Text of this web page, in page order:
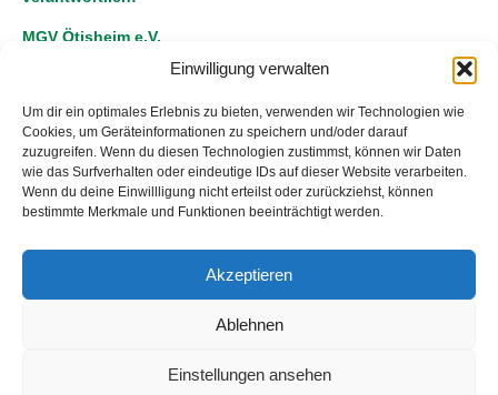
Einwilligung verwalten
Um dir ein optimales Erlebnis zu bieten, verwenden wir Technologien wie
Cookies, um Geräteinformationen zu speichern und/oder darauf
zuzugreifen. Wenn du diesen Technologien zustimmst, können wir Daten
wie das Surfverhalten oder eindeutige IDs auf dieser Website verarbeiten.
Wenn du deine Einwillligung nicht erteilst oder zurückziehst, können
bestimmte Merkmale und Funktionen beeinträchtigt werden.
Akzeptieren
Ablehnen
Einstellungen ansehen
MGV Ötisheim e.V.
Bausteinstrasse 14
75443 Ötisheim
Hast Du Lust, mit uns zu singen?
Bildergalerie
Cookie-Richtlinie (EU)